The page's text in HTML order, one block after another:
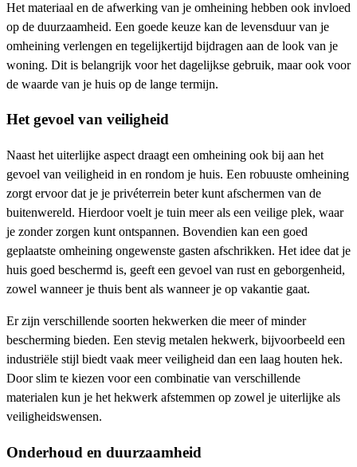
Het materiaal en de afwerking van je omheining hebben ook invloed
op de duurzaamheid. Een goede keuze kan de levensduur van je
omheining verlengen en tegelijkertijd bijdragen aan de look van je
woning. Dit is belangrijk voor het dagelijkse gebruik, maar ook voor
de waarde van je huis op de lange termijn.
Het gevoel van veiligheid
Naast het uiterlijke aspect draagt een omheining ook bij aan het
gevoel van veiligheid in en rondom je huis. Een robuuste omheining
zorgt ervoor dat je je privéterrein beter kunt afschermen van de
buitenwereld. Hierdoor voelt je tuin meer als een veilige plek, waar
je zonder zorgen kunt ontspannen. Bovendien kan een goed
geplaatste omheining ongewenste gasten afschrikken. Het idee dat je
huis goed beschermd is, geeft een gevoel van rust en geborgenheid,
zowel wanneer je thuis bent als wanneer je op vakantie gaat.
Er zijn verschillende soorten hekwerken die meer of minder
bescherming bieden. Een stevig metalen hekwerk, bijvoorbeeld een
industriële stijl biedt vaak meer veiligheid dan een laag houten hek.
Door slim te kiezen voor een combinatie van verschillende
materialen kun je het hekwerk afstemmen op zowel je uiterlijke als
veiligheidswensen.
Onderhoud en duurzaamheid